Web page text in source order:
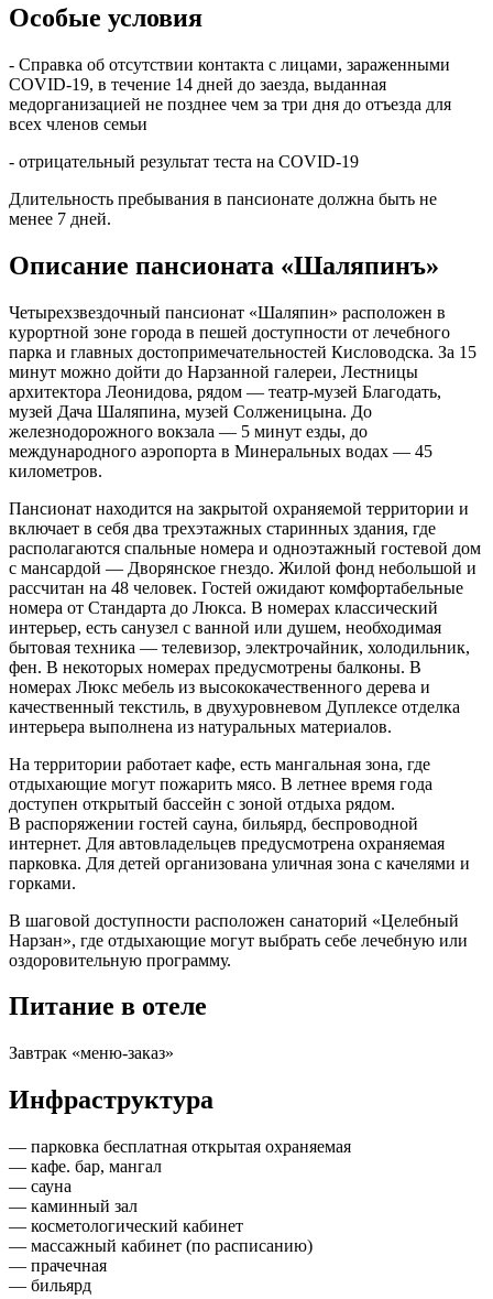
Особые условия
- Справка об отсутствии контакта с лицами, зараженными
COVID-19, в течение 14 дней до заезда, выданная
медорганизацией не позднее чем за три дня до отъезда для
всех членов семьи
- отрицательный результат теста на COVID-19
Длительность пребывания в пансионате должна быть не
менее 7 дней.
Описание пансионата «Шаляпинъ»
Четырехзвездочный пансионат «Шаляпин» расположен в
курортной зоне города в пешей доступности от лечебного
парка и главных достопримечательностей Кисловодска. За 15
минут можно дойти до Нарзанной галереи, Лестницы
архитектора Леонидова, рядом — театр-музей Благодать,
музей Дача Шаляпина, музей Солженицына. До
железнодорожного вокзала — 5 минут езды, до
международного аэропорта в Минеральных водах — 45
километров.
Пансионат находится на закрытой охраняемой территории и
включает в себя два трехэтажных старинных здания, где
располагаются спальные номера и одноэтажный гостевой дом
с мансардой — Дворянское гнездо. Жилой фонд небольшой и
рассчитан на 48 человек. Гостей ожидают комфортабельные
номера от Стандарта до Люкса. В номерах классический
интерьер, есть санузел с ванной или душем, необходимая
бытовая техника — телевизор, электрочайник, холодильник,
фен. В некоторых номерах предусмотрены балконы. В
номерах Люкс мебель из высококачественного дерева и
качественный текстиль, в двухуровневом Дуплексе отделка
интерьера выполнена из натуральных материалов.
На территории работает кафе, есть мангальная зона, где
отдыхающие могут пожарить мясо. В летнее время года
доступен открытый бассейн с зоной отдыха рядом.
В распоряжении гостей сауна, бильярд, беспроводной
интернет. Для автовладельцев предусмотрена охраняемая
парковка. Для детей организована уличная зона с качелями и
горками.
В шаговой доступности расположен санаторий «Целебный
Нарзан», где отдыхающие могут выбрать себе лечебную или
оздоровительную программу.
Питание в отеле
Завтрак «меню-заказ»
Инфраструктура
— парковка бесплатная открытая охраняемая
— кафе. бар, мангал
— сауна
— каминный зал
— косметологический кабинет
— массажный кабинет (по расписанию)
— прачечная
— бильярд